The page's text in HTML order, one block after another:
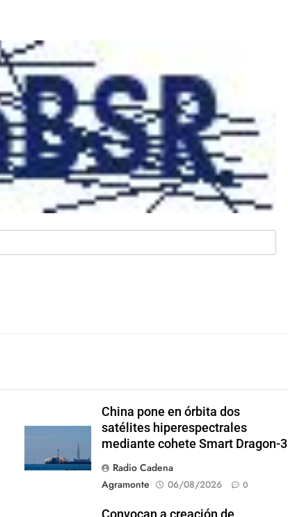
China pone en órbita dos
satélites hiperespectrales
mediante cohete Smart Dragon-3
Radio Cadena
Agramonte
06/08/2026 0
Convocan a creación de